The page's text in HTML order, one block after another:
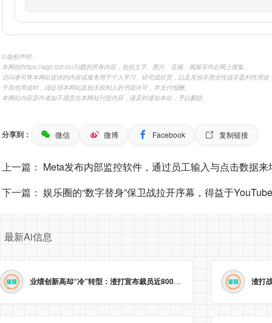
©️版权声明：
本网站(https://aigc.izzi.cn)刊载的所有内容，包括文字、图片、音频、视频等均在网上搜集。
访问者可将本网站提供的内容或服务用于个人学习、研究或欣赏，以及其他非商业性或非盈利性用
于其他用途时，须征得本网站及相关权利人的书面许可，并支付报酬。
本网站内容原作者如不愿意在本网站刊登内容，请及时通知本站，予以删除。
分享到： 微信 微博 Facebook 复制链接
上一篇： Meta发布内部监控软件，通过员工输入与点击数据来
下一篇： 娱乐圈的“数字替身”保卫战拉开序幕，得益于
最新Ai信息
业绩创新高却“冷”转型：渣打宣布裁员近8000人，以AI取代低价值岗位